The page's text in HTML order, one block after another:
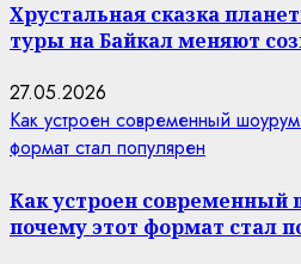
Хрустальная сказка
туры на Байкал меняют
27.05.2026
Как устроен современный
формат стал популярен
Как устроен
почему этот формат стал